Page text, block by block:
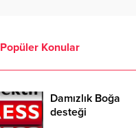
Popüler Konular
Damızlık Boğa
desteği